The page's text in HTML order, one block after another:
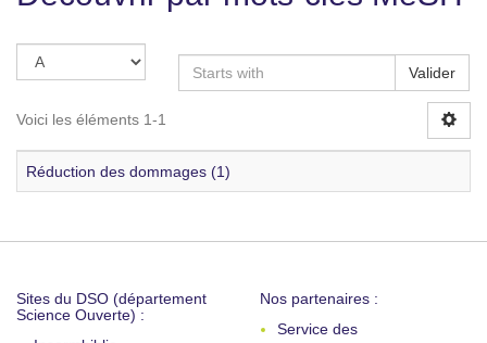
Valider
Voici les éléments 1-1
Réduction des dommages (1)
Sites du DSO (département
Science Ouverte) :
Nos partenaires :
Service des